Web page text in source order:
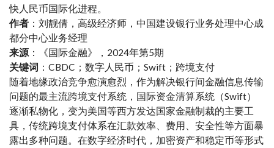
快人民币国际化进程。
作者 ：刘靓倩，高级经济师，中国建设银行业务处理中心成
都分中心业务经理
来源 ：《国际金融》，2024年第5期
关键词 ：CBDC；数字人民币；Swift；跨境支付
随着地缘政治竞争愈演愈烈，作为解决银行间金融信息传输
问题的最主流跨境支付系统，国际资金清算系统（Swift）
逐渐私物化，变为美国等西方发达国家金融制裁的主要工
具，传统跨境支付体系在汇款效率、费用、安全性等方面暴
露出多种问题。在数字经济时代，加密资产和稳定币等形式